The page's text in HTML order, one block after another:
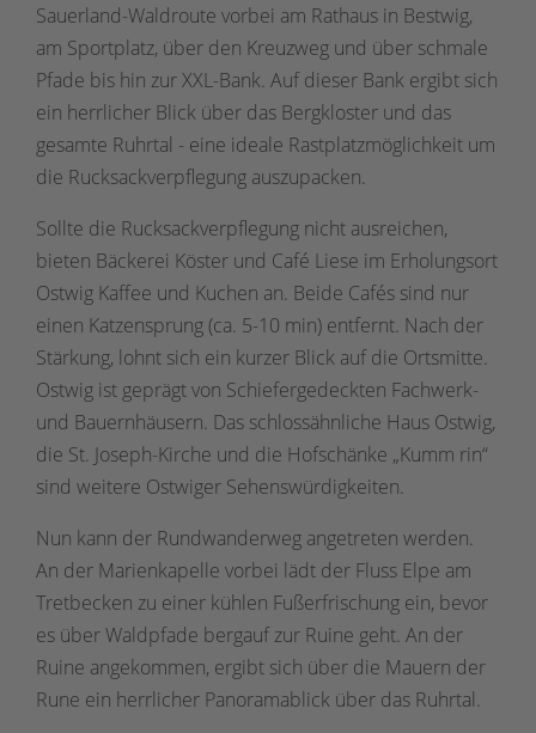
Sauerland-Waldroute vorbei am Rathaus in Bestwig,
am Sportplatz, über den Kreuzweg und über schmale
Pfade bis hin zur XXL-Bank. Auf dieser Bank ergibt sich
ein herrlicher Blick über das Bergkloster und das
gesamte Ruhrtal - eine ideale Rastplatzmöglichkeit um
die Rucksackverpflegung auszupacken.
Sollte die Rucksackverpflegung nicht ausreichen,
bieten Bäckerei Köster und Café Liese im Erholungsort
Ostwig Kaffee und Kuchen an. Beide Cafés sind nur
einen Katzensprung (ca. 5-10 min) entfernt. Nach der
Stärkung, lohnt sich ein kurzer Blick auf die Ortsmitte.
Ostwig ist geprägt von Schiefergedeckten Fachwerk-
und Bauernhäusern. Das schlossähnliche Haus Ostwig,
die St. Joseph-Kirche und die Hofschänke „Kumm rin“
sind weitere Ostwiger Sehenswürdigkeiten.
Nun kann der Rundwanderweg angetreten werden.
An der Marienkapelle vorbei lädt der Fluss Elpe am
Tretbecken zu einer kühlen Fußerfrischung ein, bevor
es über Waldpfade bergauf zur Ruine geht. An der
Ruine angekommen, ergibt sich über die Mauern der
Rune ein herrlicher Panoramablick über das Ruhrtal.